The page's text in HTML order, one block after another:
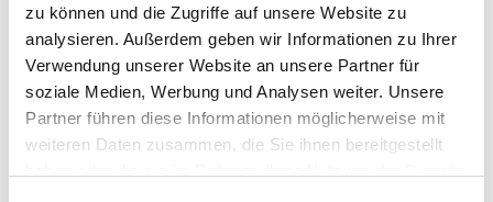
zu können und die Zugriffe auf unsere Website zu
analysieren. Außerdem geben wir Informationen zu Ihrer
Verwendung unserer Website an unsere Partner für
soziale Medien, Werbung und Analysen weiter. Unsere
Partner führen diese Informationen möglicherweise mit
weiteren Daten zusammen, die Sie ihnen bereitgestellt
Mietspiegel nach Baujahr pro qm 2026 in
Wehrheim
Der Mietpreis einer Wohnung in Wehrheim hängt von einer
Vielzahl von Faktoren ab, und eines der entscheidenden Kriterien
ist das Baujahr der Immobilie. Das Alter eines Gebäudes kann
einen erheblichen Einfluss auf den Mietpreis haben, da es
wichtige Informationen über den Zustand, die Ausstattung und